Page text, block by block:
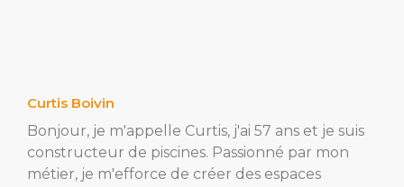
Curtis Boivin
Bonjour, je m'appelle Curtis, j'ai 57 ans et je suis
constructeur de piscines. Passionné par mon
métier, je m'efforce de créer des espaces